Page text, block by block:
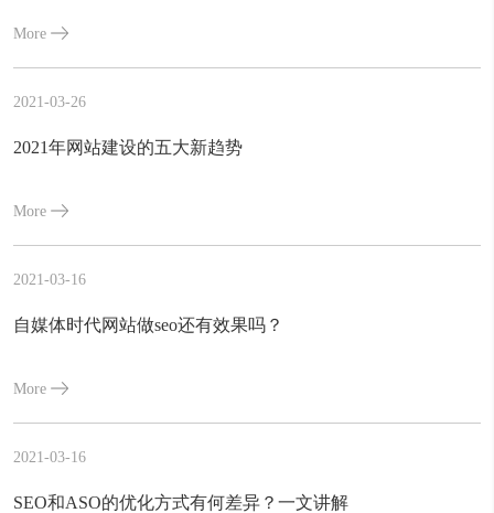
More
2021-03-26
2021年网站建设的五大新趋势
More
2021-03-16
自媒体时代网站做seo还有效果吗？
More
2021-03-16
SEO和ASO的优化方式有何差异？一文讲解